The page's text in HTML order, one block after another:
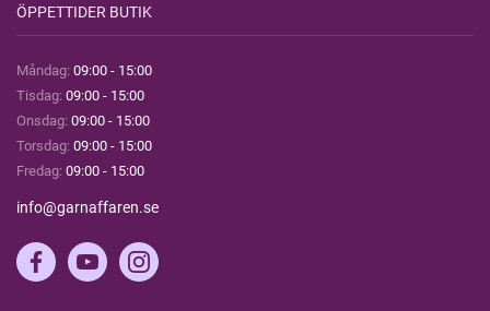
ÖPPETTIDER BUTIK
Måndag: 09:00 - 15:00
Tisdag: 09:00 - 15:00
Onsdag: 09:00 - 15:00
Torsdag: 09:00 - 15:00
Fredag: 09:00 - 15:00
info@garnaffaren.se